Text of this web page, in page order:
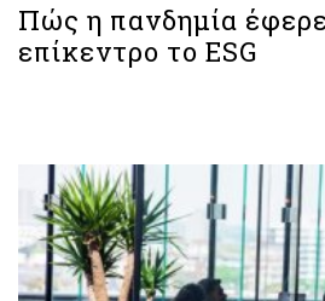
Πώς η πανδημία
επίκεντρο το ESG